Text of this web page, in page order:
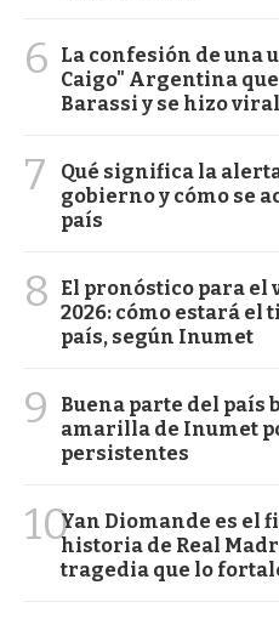
6
La confesión de una
Caigo" Argentina
Barassi y se hizo viral
7
Qué significa la
gobierno y cómo se
país
8
El pronóstico para el
2026: cómo estará el
país, según Inumet
9
Buena parte del país
amarilla de Inumet
persistentes
10Yan Diomande es el
historia de Real
tragedia que lo